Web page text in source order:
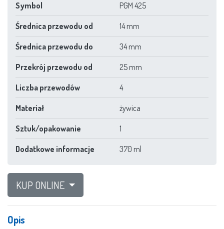
Symbol PGM 425
Średnica przewodu od 14 mm
Średnica przewodu do 34 mm
Przekrój przewodu od 25 mm
Liczba przewodów 4
Materiał żywica
Sztuk/opakowanie 1
Dodatkowe informacje 370 ml
KUP ONLINE
Opis